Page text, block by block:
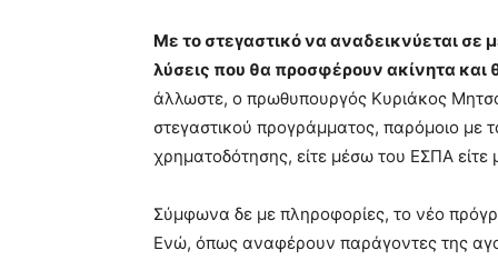
Με το στεγαστικό να αναδεικνύεται σε
λύσεις που θα προσφέρουν ακίνητα και
άλλωστε, ο πρωθυπουργός Κυριάκος
στεγαστικού προγράμματος, παρόμοιο με
χρηματοδότησης, είτε μέσω του ΕΣΠΑ
Σύμφωνα δε με πληροφορίες, το νέο
Ενώ, όπως αναφέρουν παράγοντες της